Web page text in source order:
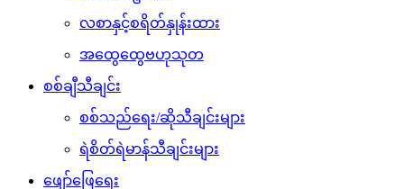
လစာနှင့်စရိတ်နှုန်းထား
အထွေထွေဗဟုသုတ
စစ်ချီသီချင်း
စစ်သည်ရေး/ဆိုသီချင်းများ
ရဲစိတ်ရဲမာန်သီချင်းများ
ဖျော်ဖြေရေး